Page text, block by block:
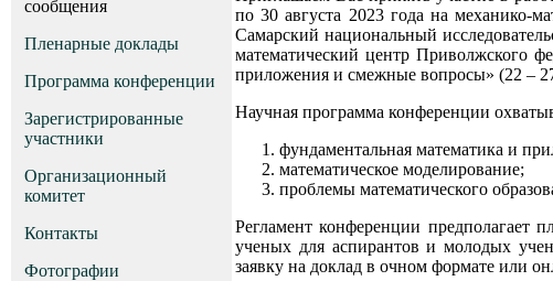
сообщения
Пленарные доклады
Программа конференции
Зарегистрированные
участники
Организационный
комитет
Контакты
Фотографии
по 30 августа 2023 года на механико-
Самарский национальный
математический центр Приволжского
приложения и смежные вопросы» (22 – 27
Научная программа конференции
фундаментальная математика и
математическое моделирование;
проблемы математического
Регламент конференции предполагает
ученых для аспирантов и молодых
заявку на доклад в очном формате или